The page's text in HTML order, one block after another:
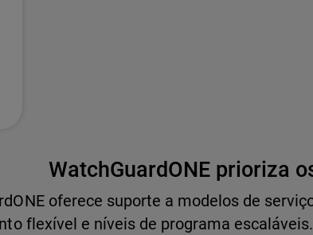
WatchGuardONE prioriza
oferece suporte a modelos de
flexível e níveis de programa